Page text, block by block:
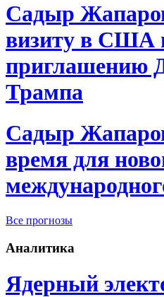
Садыр
визиту в США
приглашению
Трампа
Садыр
время для
Все прогнозы
Аналитика
Ядерный